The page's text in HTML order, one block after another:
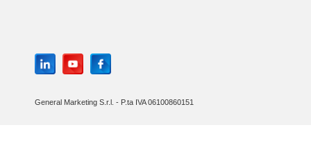
General Marketing S.r.l. - P.ta IVA 06100860151